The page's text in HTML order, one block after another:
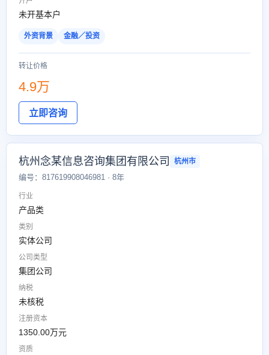
未开基本户
外资背景 金融／投资
转让价格
4.9万
立即咨询
杭州念某信息咨询集团有限公司 杭州市
编号：817619908046981 · 8年
行业
产品类
类别
实体公司
公司类型
集团公司
纳税
未核税
注册资本
1350.00万元
资质